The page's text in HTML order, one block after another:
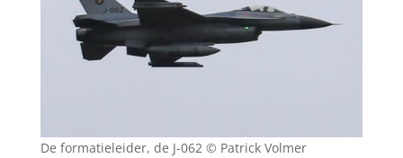
De formatieleider, de J-062 © Patrick Volmer